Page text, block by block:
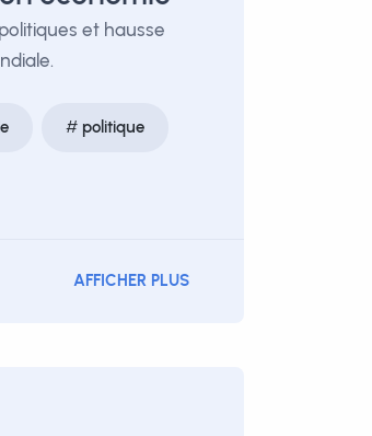
et hausse
politique
AFFICHER PLUS